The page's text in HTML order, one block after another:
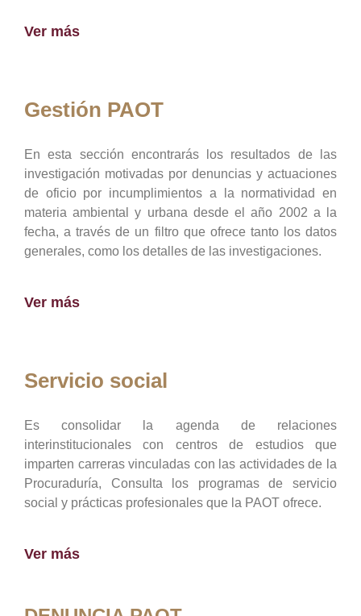
Ver más
Gestión PAOT
En esta sección encontrarás los resultados de las
investigación motivadas por denuncias y actuaciones
de oficio por incumplimientos a la normatividad en
materia ambiental y urbana desde el año 2002 a la
fecha, a través de un filtro que ofrece tanto los datos
generales, como los detalles de las investigaciones.
Ver más
Servicio social
Es consolidar la agenda de relaciones
interinstitucionales con centros de estudios que
imparten carreras vinculadas con las actividades de la
Procuraduría, Consulta los programas de servicio
social y prácticas profesionales que la PAOT ofrece.
Ver más